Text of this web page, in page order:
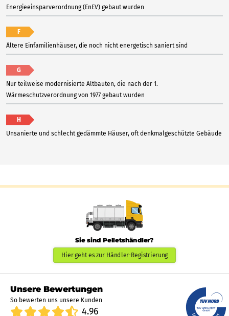
Energieeinsparverordnung (EnEV) gebaut wurden
F
Ältere Einfamilienhäuser, die noch nicht energetisch saniert sind
G
Nur teilweise modernisierte Altbauten, die nach der 1.
Wärmeschutzverordnung von 1977 gebaut wurden
H
Unsanierte und schlecht gedämmte Häuser, oft denkmalgeschützte Gebäude
Sie sind Pelletshändler?
Hier geht es zur Händler-Registrierung
Unsere Bewertungen
So bewerten uns unsere Kunden
4.96